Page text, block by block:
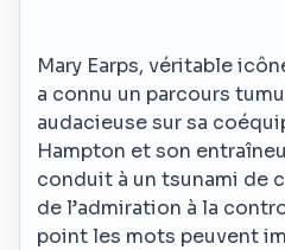
Mary Earps, véritable
a connu un parcours
audacieuse sur sa
Hampton et son
conduit à un tsunami de
de l’admiration à la
point les mots peuvent